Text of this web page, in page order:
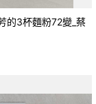
的3杯麵粉72變_蔡